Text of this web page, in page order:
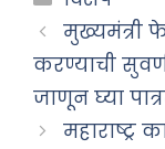
मुख्यमंत्री
करण्याची
जाणून घ्या
महाराष्ट्र